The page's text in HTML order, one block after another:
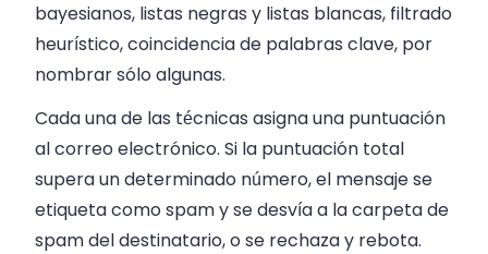
bayesianos, listas negras y listas blancas, filtrado
heurístico, coincidencia de palabras clave, por
nombrar sólo algunas.
Cada una de las técnicas asigna una puntuación
al correo electrónico. Si la puntuación total
supera un determinado número, el mensaje se
etiqueta como spam y se desvía a la carpeta de
spam del destinatario, o se rechaza y rebota.